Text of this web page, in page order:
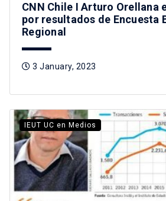
CNN Chile I Arturo Orellana
por resultados de Encuesta
Regional
3 January, 2023
IEUT UC en Medios